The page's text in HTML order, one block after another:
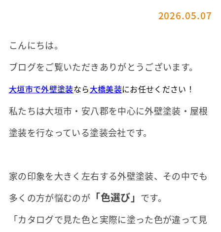
2026.05.07
こんにちは。
ブログをご覧いただきありがとうございます。
大垣市で外壁塗装なら大橋美装にお任せください！
私たちは大垣市・安八郡を中心に外壁塗装・屋根
塗装を行なっている塗装会社です。
家の印象を大きく左右する外壁塗装、その中でも
多くの方が悩むのが 「色選び」 です。
「カタログで見た色と実際に塗った色が違って見